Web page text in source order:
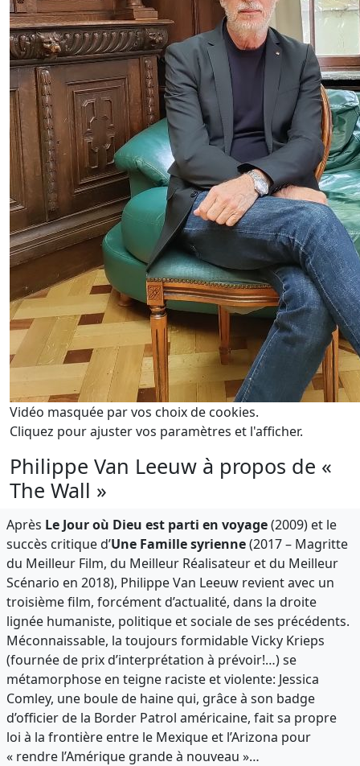
Vidéo masquée par vos choix de cookies.
Cliquez pour ajuster vos paramètres et l'afficher.
Philippe Van Leeuw à propos de «
The Wall »
Après Le Jour où Dieu est parti en voyage(2009) et le
succès critique d’Une Famille syrienne(2017 – Magritte
du Meilleur Film, du Meilleur Réalisateur et du Meilleur
Scénario en 2018), Philippe Van Leeuw revient avec un
troisième film, forcément d’actualité, dans la droite
lignée humaniste, politique et sociale de ses précédents.
Méconnaissable, la toujours formidable Vicky Krieps
(fournée de prix d’interprétation à prévoir!…) se
métamorphose en teigne raciste et violente: Jessica
Comley, une boule de haine qui, grâce à son badge
d’officier de la Border Patrol américaine, fait sa propre
loi à la frontière entre le Mexique et l’Arizona pour
« rendre l’Amérique grande à nouveau »…